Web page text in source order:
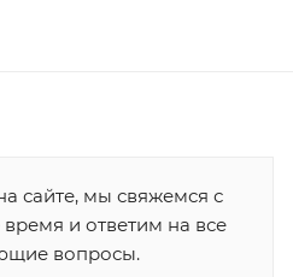
сайте, мы свяжемся с
и ответим на все
вопросы.